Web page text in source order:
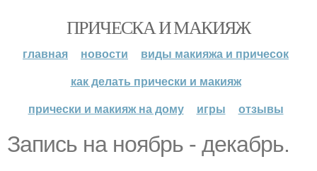
ПРИЧЕСКА И МАКИЯЖ
главная новости
виды макияжа и причесок
как делать прически и макияж
прически и макияж на дому
игры отзывы
Запись на ноябрь - декабрь.